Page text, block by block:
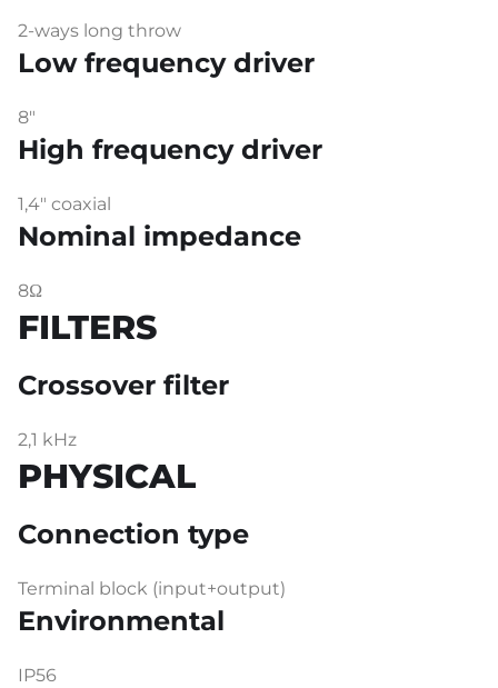
2-ways long throw
Low frequency driver
8″
High frequency driver
1,4″ coaxial
Nominal impedance
8Ω
FILTERS
Crossover filter
2,1 kHz
PHYSICAL
Connection type
Terminal block (input+output)
Environmental
IP56